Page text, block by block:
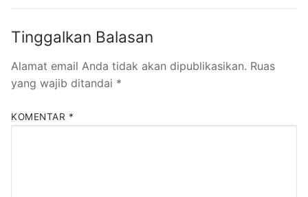
Tinggalkan Balasan
Alamat email Anda tidak akan dipublikasikan. Ruas
yang wajib ditandai *
KOMENTAR *